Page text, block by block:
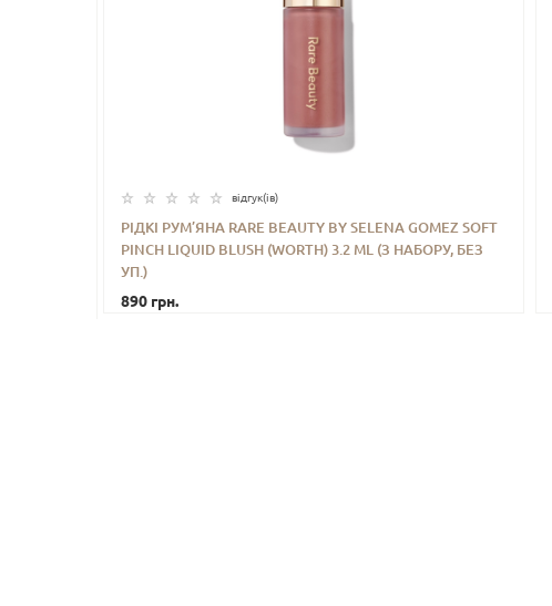
відгук(iв)
РІДКІ РУМ’ЯНА RARE BEAUTY BY SELENA GOMEZ SOFT
PINCH LIQUID BLUSH (WORTH) 3.2 ML (З НАБОРУ, БЕЗ
УП.)
890 грн.
-